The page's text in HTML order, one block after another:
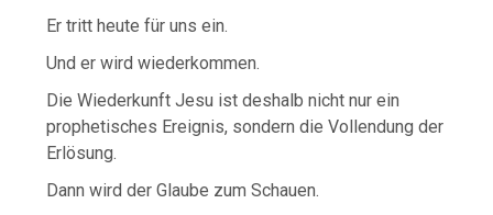
Er tritt heute für uns ein.
Und er wird wiederkommen.
Die Wiederkunft Jesu ist deshalb nicht nur ein
prophetisches Ereignis, sondern die Vollendung der
Erlösung.
Dann wird der Glaube zum Schauen.